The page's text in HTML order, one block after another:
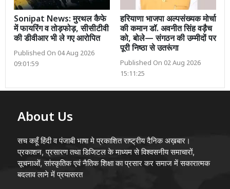
Sonipat News: मुरथल कैफे
में फायरिंग व तोड़फोड़, सीसीटीवी
की डीवीआर भी ले गए आरोपित
Published On 04 Aug 2026
09:01:59
हरियाणा भाजपा अल्पसंख्यक मोर्चा
की कमान डॉ. अवनीत सिंह वड़ैच
को, बोले— संगठन की उम्मीदों पर
पूरी निष्ठा से उतरूंगा
Published On 02 Aug 2026
15:11:25
About Us
सच कहूँ हिंदी व पंजाबी भाषा मे प्रकाशित राष्ट्रीय दैनिक अख़बार।
प्रकाशन, प्रसारण तथा डिजिटल के माध्यम से विश्वसनीय समाचारों,
सूचनाओं, सांस्कृतिक एवं नैतिक शिक्षा का प्रसार कर समाज में सकारात्मक
बदलाव लाने में प्रयासरत